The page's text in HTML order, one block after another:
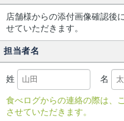
店舗様からの添付画像確認後
せていただきます。
担当者名
姓 名
食べログからの連絡の際は、
させていただきます。